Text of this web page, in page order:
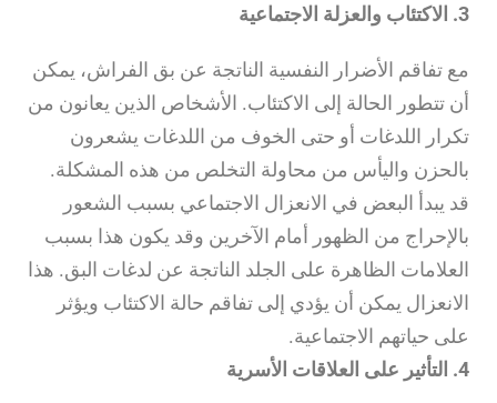
3. الاكتئاب والعزلة الاجتماعية
مع تفاقم الأضرار النفسية الناتجة عن بق الفراش، يمكن
أن تتطور الحالة إلى الاكتئاب. الأشخاص الذين يعانون من
تكرار اللدغات أو حتى الخوف من اللدغات يشعرون
بالحزن واليأس من محاولة التخلص من هذه المشكلة.
قد يبدأ البعض في الانعزال الاجتماعي بسبب الشعور
بالإحراج من الظهور أمام الآخرين وقد يكون هذا بسبب
العلامات الظاهرة على الجلد الناتجة عن لدغات البق. هذا
الانعزال يمكن أن يؤدي إلى تفاقم حالة الاكتئاب ويؤثر
على حياتهم الاجتماعية.
4. التأثير على العلاقات الأسرية